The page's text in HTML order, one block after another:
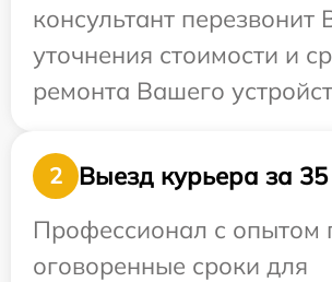
консультант перезвонит
уточнения стоимости и
ремонта Вашего
2
Выезд курьера за
Профессионал с опытом
оговоренные сроки для